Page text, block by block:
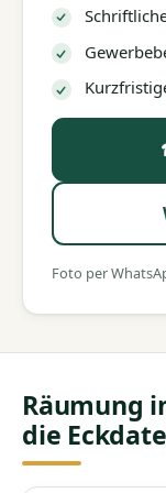
Foto per
Räumung
die